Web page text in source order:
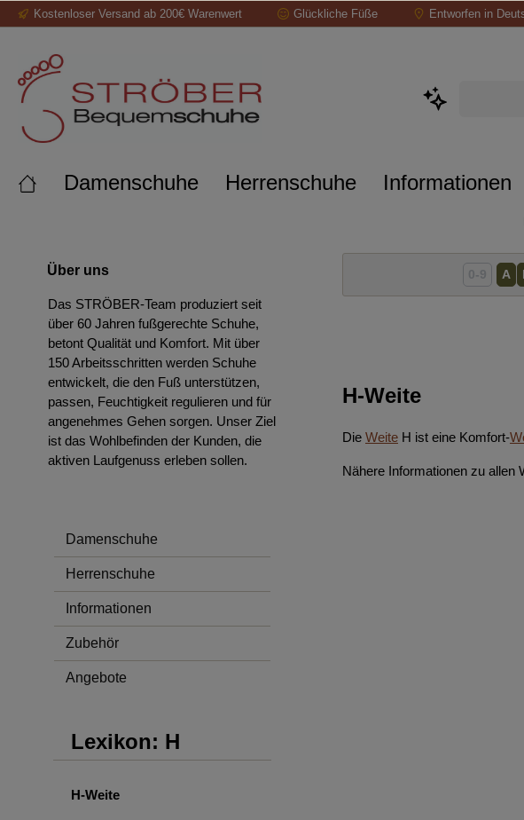
Zur Hauptnavigation springen
Kostenloser Versand ab 200€ Warenwert Glückliche Füße Entworfen in
Damenschuhe Herrenschuhe Informationen
Über uns
Das STRÖBER-Team produziert seit
über 60 Jahren fußgerechte Schuhe,
betont Qualität und Komfort. Mit über
150 Arbeitsschritten werden Schuhe
entwickelt, die den Fuß unterstützen,
passen, Feuchtigkeit regulieren und für
angenehmes Gehen sorgen. Unser Ziel
ist das Wohlbefinden der Kunden, die
aktiven Laufgenuss erleben sollen.
Damenschuhe
Herrenschuhe
Informationen
Zubehör
Angebote
Lexikon: H
H-Weite
0-9 A
H-Weite
Die Weite H ist eine Komfort-
Nähere Informationen zu allen